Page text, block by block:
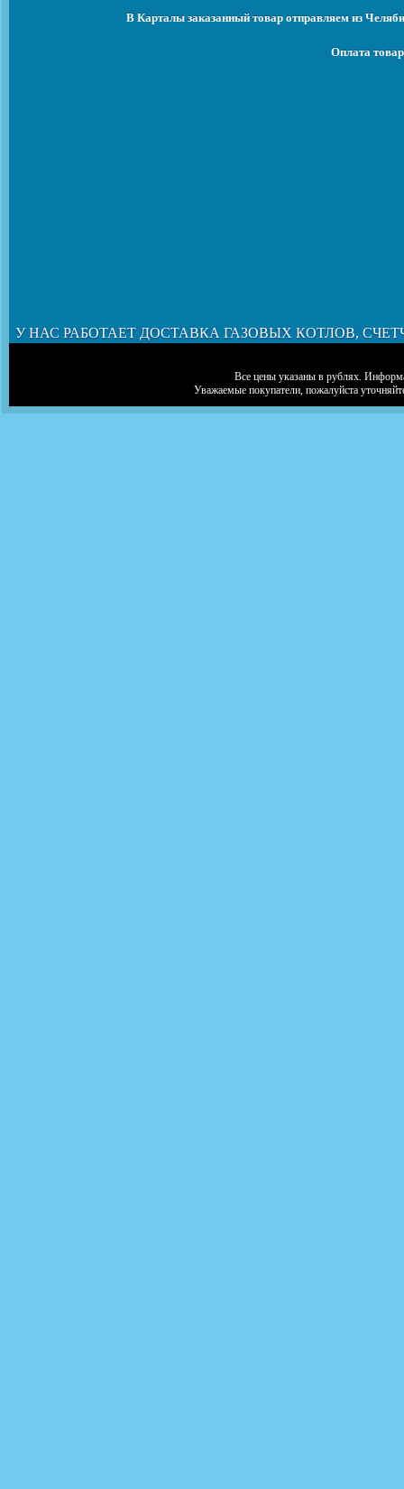
В Карталы заказанный товар отправляем из
Оплата
У НАС РАБОТАЕТ ДОСТАВКА ГАЗОВЫХ КОТЛОВ,
Все цены указаны в рублях.
Уважаемые покупатели, пожалуйста